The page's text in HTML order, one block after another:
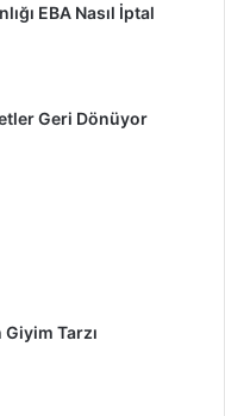
EBA Nasıl İptal
Geri Dönüyor
Tarzı